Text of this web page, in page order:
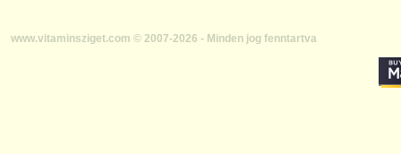
www.vitaminsziget.com © 2007-2026 - Minden jog fenntartva